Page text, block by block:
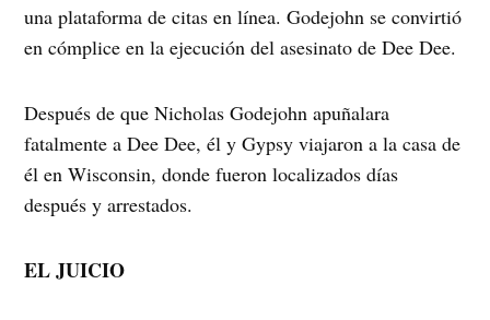
una plataforma de citas en línea. Godejohn se convirtió
en cómplice en la ejecución del asesinato de Dee Dee.
Después de que Nicholas Godejohn apuñalara
fatalmente a Dee Dee, él y Gypsy viajaron a la casa de
él en Wisconsin, donde fueron localizados días
después y arrestados.
EL JUICIO